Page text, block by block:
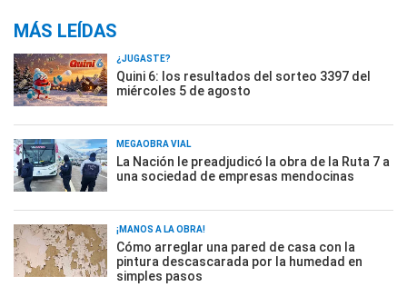
MÁS LEÍDAS
¿JUGASTE?
Quini 6: los resultados del sorteo 3397 del
miércoles 5 de agosto
MEGAOBRA VIAL
La Nación le preadjudicó la obra de la Ruta 7 a
una sociedad de empresas mendocinas
¡MANOS A LA OBRA!
Cómo arreglar una pared de casa con la
pintura descascarada por la humedad en
simples pasos